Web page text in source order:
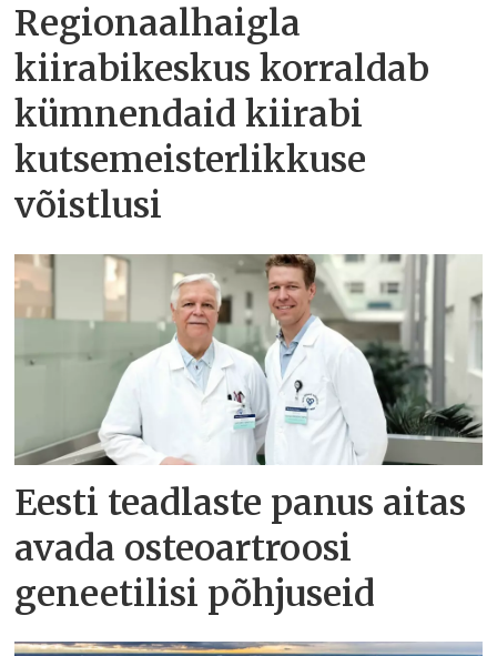
Regionaalhaigla
kiirabikeskus korraldab
kümnendaid kiirabi
kutsemeisterlikkuse
võistlusi
Eesti teadlaste panus aitas
avada osteoartroosi
geneetilisi põhjuseid